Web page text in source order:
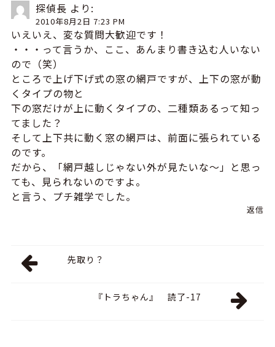
探偵長 より:
2010年8月2日 7:23 PM
いえいえ、変な質問大歓迎です！
・・・って言うか、ここ、あんまり書き込む人いない
ので（笑）
ところで上げ下げ式の窓の網戸ですが、上下の窓が動
くタイプの物と
下の窓だけが上に動くタイプの、二種類あるって知っ
てました？
そして上下共に動く窓の網戸は、前面に張られている
のです。
だから、「網戸越しじゃない外が見たいな～」と思っ
ても、見られないのですよ。
と言う、プチ雑学でした。
返信
先取り？
『トラちゃん』 読了-17